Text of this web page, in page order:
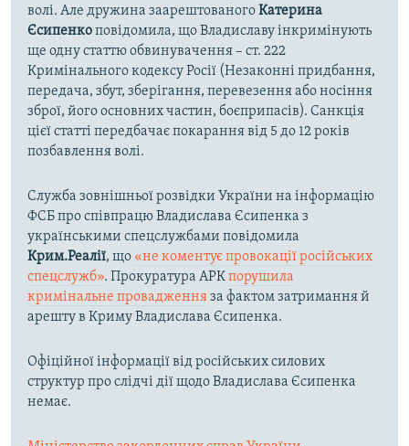
волі. Але дружина заарештованогоКатерина
Єсипенкоповідомила, що Владиславу інкримінують
ще одну статтю обвинувачення – ст. 222
Кримінального кодексу Росії (Незаконні придбання,
передача, збут, зберігання, перевезення або носіння
зброї, його основних частин, боєприпасів). Санкція
цієї статті передбачає покарання від 5 до 12 років
позбавлення волі.
Служба зовнішньої розвідки України на інформацію
ФСБ про співпрацю Владислава Єсипенка з
українськими спецслужбами повідомила
Крим.Реалії, що «не коментує провокації російських
спецслужб». Прокуратура АРКпорушила
кримінальне провадженняза фактом затримання й
арешту в Криму Владислава Єсипенка.
Офіційної інформації від російських силових
структур про слідчі дії щодо Владислава Єсипенка
немає.